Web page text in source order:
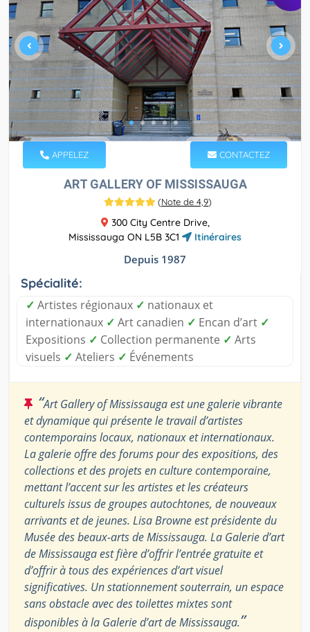
APPELEZ CONTACTEZ
ART GALLERY OF MISSISSAUGA
(Note de 4,9)
300 City Centre Drive,
Mississauga ON L5B 3C1
Itinéraires
Depuis 1987
Spécialité:
✓ Artistes régionaux ✓ nationaux et
internationaux ✓ Art canadien ✓ Encan d’art ✓
Expositions ✓ Collection permanente ✓ Arts
visuels ✓ Ateliers ✓ Événements
“Art Gallery of Mississauga est une galerie vibrante
et dynamique qui présente le travail d’artistes
contemporains locaux, nationaux et internationaux.
La galerie offre des forums pour des expositions, des
collections et des projets en culture contemporaine,
mettant l’accent sur les artistes et les créateurs
culturels issus de groupes autochtones, de nouveaux
arrivants et de jeunes. Lisa Browne est présidente du
Musée des beaux-arts de Mississauga. La Galerie d’art
de Mississauga est fière d’offrir l’entrée gratuite et
d’offrir à tous des expériences d’art visuel
significatives. Un stationnement souterrain, un espace
sans obstacle avec des toilettes mixtes sont
disponibles à la Galerie d’art de Mississauga.”